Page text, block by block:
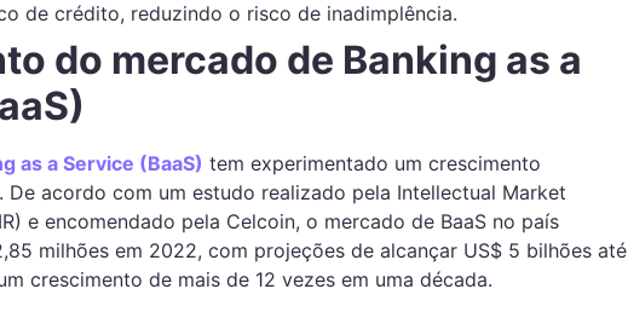
de crédito, reduzindo o risco de inadimplência.
do mercado de Banking as a
as a Service (BaaS) tem experimentado um crescimento
De acordo com um estudo realizado pela Intellectual Market
e encomendado pela Celcoin, o mercado de BaaS no país
milhões em 2022, com projeções de alcançar US$ 5 bilhões até
crescimento de mais de 12 vezes em uma década.